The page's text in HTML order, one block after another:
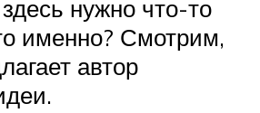
нужно что-то
именно? Смотрим,
автор